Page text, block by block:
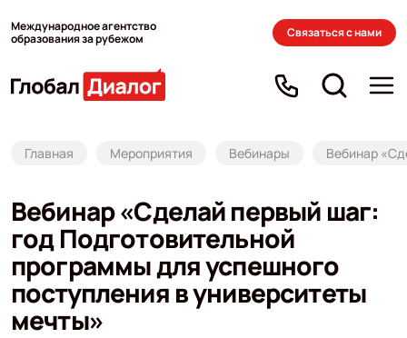
Международное агентство
образования за рубежом
Связаться с нами
Главная Мероприятия Вебинары Вебинар
Вебинар «Сделай первый шаг:
год Подготовительной
программы для успешного
поступления в университеты
мечты»